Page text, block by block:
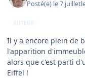
Posté(e) le 7 juillet
AUTEUR
Il y a encore plein de
l'apparition
alors que c'est parti
Eiffel !